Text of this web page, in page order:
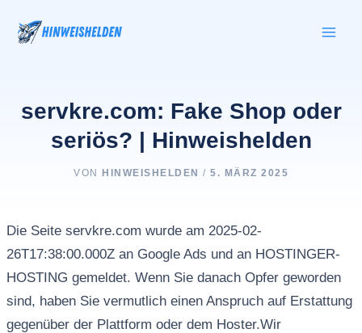
Inhalt
springen
servkre.com: Fake Shop oder
seriös? | Hinweishelden
VON HINWEISHELDEN / 5. MÄRZ 2025
Die Seite servkre.com wurde am 2025-02-
26T17:38:00.000Z an Google Ads und an HOSTINGER-
HOSTING gemeldet. Wenn Sie danach Opfer geworden
sind, haben Sie vermutlich einen Anspruch auf Erstattung
gegenüber der Plattform oder dem Hoster.Wir